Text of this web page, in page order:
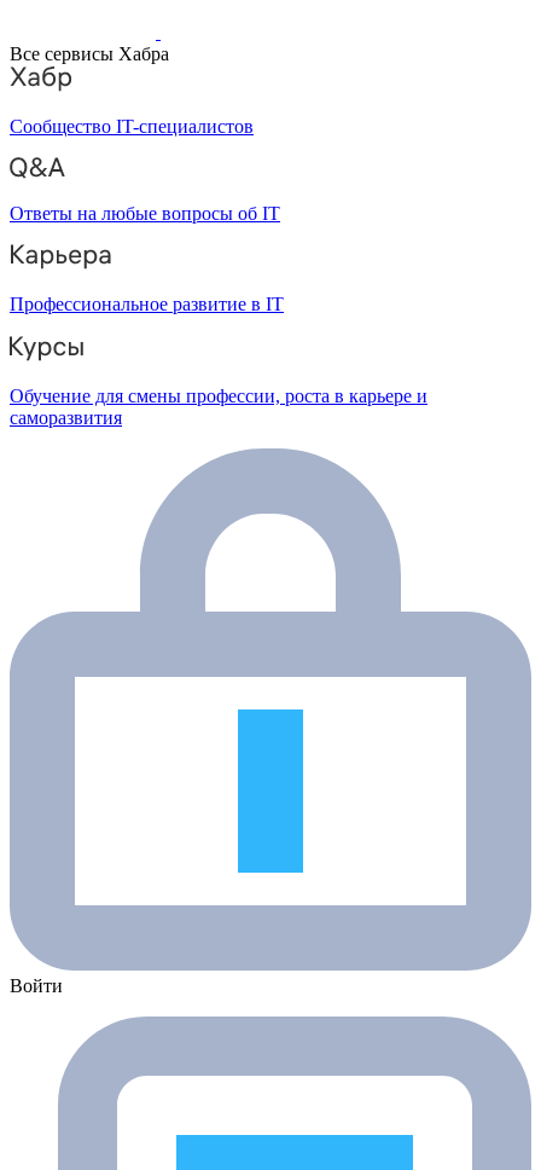
Все сервисы Хабра
Сообщество IT-специалистов
Ответы на любые вопросы об IT
Профессиональное развитие в IT
Обучение для смены профессии, роста в карьере и
саморазвития
Войти